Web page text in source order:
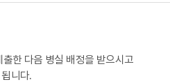
한 다음 병실 배정을 받으시고
니다.